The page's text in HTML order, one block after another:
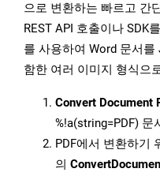
으로 변환하는 빠르고 간
REST API 호출이나 SDK
를 사용하여 Word 문서를
함한 여러 이미지 형식으
Convert Document
%!a(string=PDF) 문
PDF에서 변환하기
의